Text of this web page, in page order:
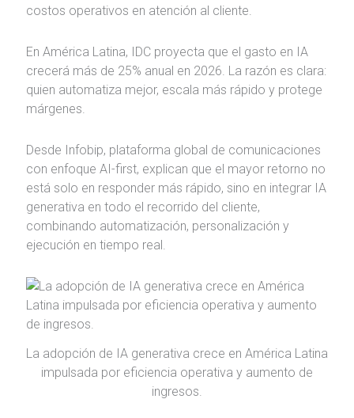
costos operativos en atención al cliente.
En América Latina, IDC proyecta que el gasto en IA
crecerá más de 25% anual en 2026. La razón es clara:
quien automatiza mejor, escala más rápido y protege
márgenes.
Desde Infobip, plataforma global de comunicaciones
con enfoque AI-first, explican que el mayor retorno no
está solo en responder más rápido, sino en integrar IA
generativa en todo el recorrido del cliente,
combinando automatización, personalización y
ejecución en tiempo real.
La adopción de IA generativa crece en América Latina
impulsada por eficiencia operativa y aumento de
ingresos.